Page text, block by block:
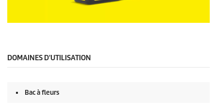
o
DOMAINES D'UTILISATION
Bac à fleurs